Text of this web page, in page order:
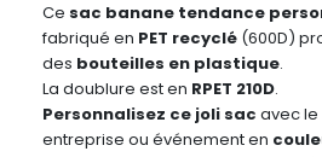
Ce sac banane tendance
fabriqué en PET recyclé (600D)
des bouteilles en plastique.
La doublure est en RPET 210D.
Personnalisez ce joli sac avec le
entreprise ou événement en